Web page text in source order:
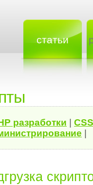
статьи
разработки